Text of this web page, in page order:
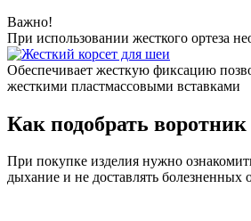
Важно!
При использовании жесткого ортеза
Обеспечивает жесткую фиксацию
жесткими пластмассовыми вставками
Как подобрать воротник
При покупке изделия нужно
дыхание и не доставлять